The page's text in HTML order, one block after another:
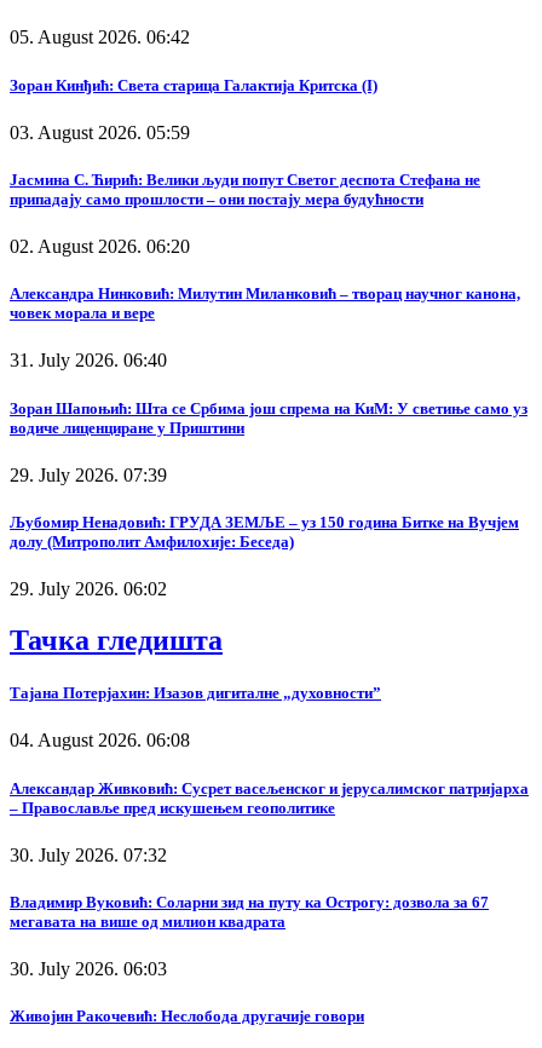
05. August 2026. 06:42
Зоран Кинђић: Света старица Галактија Критска (I)
03. August 2026. 05:59
Јасмина С. Ћирић: Велики људи попут Светог деспота Стефана не
припадају само прошлости – они постају мера будућности
02. August 2026. 06:20
Александра Нинковић: Милутин Миланковић – творац научног канона,
човек морала и вере
31. July 2026. 06:40
Зоран Шапоњић: Шта се Србима још спрема на КиМ: У светиње само уз
водиче лиценциране у Приштини
29. July 2026. 07:39
Љубомир Ненадовић: ГРУДА ЗЕМЉЕ – уз 150 година Битке на Вучјем
долу (Митрополит Амфилохије: Беседа)
29. July 2026. 06:02
Тачка гледишта
Тајана Потерјахин: Изазов дигиталне „духовности”
04. August 2026. 06:08
Александар Живковић: Сусрет васељенског и јерусалимског патријарха
– Православље пред искушењем геополитике
30. July 2026. 07:32
Владимир Вуковић: Соларни зид на путу ка Острогу: дозвола за 67
мегавата на више од милион квадрата
30. July 2026. 06:03
Живојин Ракочевић: Неслобода другачије говори